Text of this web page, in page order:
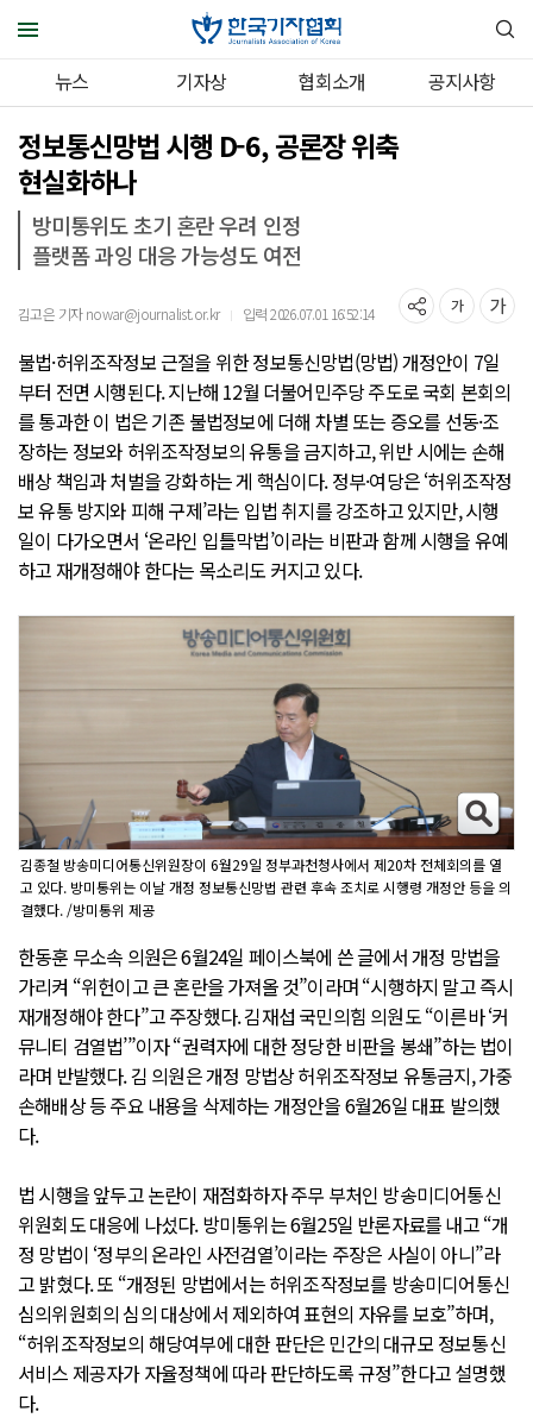
뉴스 기자상 협회소개 공지사항
정보통신망법 시행 D-6, 공론장 위축
현실화하나
방미통위도 초기 혼란 우려 인정
플랫폼 과잉 대응 가능성도 여전
김고은 기자 nowar@journalist.or.kr ｜ 입력 2026.07.01 16:52:14
불법·허위조작정보 근절을 위한 정보통신망법(망법) 개정안이 7일
부터 전면 시행된다. 지난해 12월 더불어민주당 주도로 국회 본회의
를 통과한 이 법은 기존 불법정보에 더해 차별 또는 증오를 선동·조
장하는 정보와 허위조작정보의 유통을 금지하고, 위반 시에는 손해
배상 책임과 처벌을 강화하는 게 핵심이다. 정부·여당은 ‘허위조작정
보 유통 방지와 피해 구제’라는 입법 취지를 강조하고 있지만, 시행
일이 다가오면서 ‘온라인 입틀막법’이라는 비판과 함께 시행을 유예
하고 재개정해야 한다는 목소리도 커지고 있다.
김종철 방송미디어통신위원장이 6월29일 정부과천청사에서 제20차 전체회의를 열
고 있다. 방미통위는 이날 개정 정보통신망법 관련 후속 조치로 시행령 개정안 등을 의
결했다. /방미통위 제공
한동훈 무소속 의원은 6월24일 페이스북에 쓴 글에서 개정 망법을
가리켜 “위헌이고 큰 혼란을 가져올 것”이라며 “시행하지 말고 즉시
재개정해야 한다”고 주장했다. 김재섭 국민의힘 의원도 “이른바 ‘커
뮤니티 검열법’”이자 “권력자에 대한 정당한 비판을 봉쇄”하는 법이
라며 반발했다. 김 의원은 개정 망법상 허위조작정보 유통금지, 가중
손해배상 등 주요 내용을 삭제하는 개정안을 6월26일 대표 발의했
다.
법 시행을 앞두고 논란이 재점화하자 주무 부처인 방송미디어통신
위원회도 대응에 나섰다. 방미통위는 6월25일 반론자료를 내고 “개
정 망법이 ‘정부의 온라인 사전검열’이라는 주장은 사실이 아니”라
고 밝혔다. 또 “개정된 망법에서는 허위조작정보를 방송미디어통신
심의위원회의 심의 대상에서 제외하여 표현의 자유를 보호”하며,
“허위조작정보의 해당여부에 대한 판단은 민간의 대규모 정보통신
서비스 제공자가 자율정책에 따라 판단하도록 규정”한다고 설명했
다.